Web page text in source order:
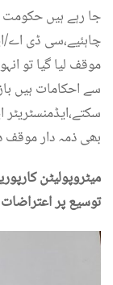
جا رہے ہیں حکومت
چاہئیے،سی ڈی اے/
موقف لیا گیا تو
سے احکامات ہیں
بھی ذمہ دار موقف
توسیع پر